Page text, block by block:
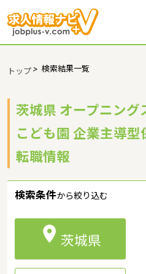
トップ> 検索結果一覧
茨城県 オープニング
こども園 企業主導型
転職情報
検索条件から絞り込む
 茨城県